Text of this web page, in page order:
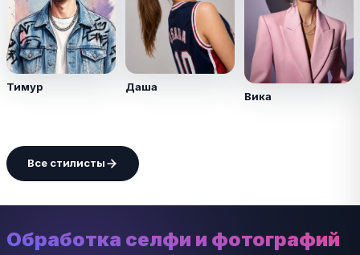
Тимур Даша
Вика
Все стилисты
Обработка селфи и фотографий